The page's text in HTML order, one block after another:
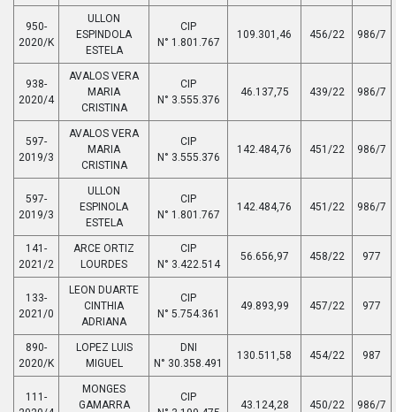
950-
2020/K
ULLON
ESPINDOLA
ESTELA
CIP
N° 1.801.767
109.301,46 456/22 986/7
938-
2020/4
AVALOS VERA
MARIA
CRISTINA
CIP
N° 3.555.376
46.137,75 439/22 986/7
597-
2019/3
AVALOS VERA
MARIA
CRISTINA
CIP
N° 3.555.376
142.484,76 451/22 986/7
597-
2019/3
ULLON
ESPINOLA
ESTELA
CIP
N° 1.801.767
142.484,76 451/22 986/7
141-
2021/2
ARCE ORTIZ
LOURDES
CIP
N° 3.422.514
56.656,97 458/22 977
133-
2021/0
LEON DUARTE
CINTHIA
ADRIANA
CIP
N° 5.754.361
49.893,99 457/22 977
890-
2020/K
LOPEZ LUIS
MIGUEL
DNI
N° 30.358.491
130.511,58 454/22 987
111-
MONGES
GAMARRA
CIP
43.124,28 450/22 986/7